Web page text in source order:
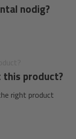
nodig?
this product?
right product